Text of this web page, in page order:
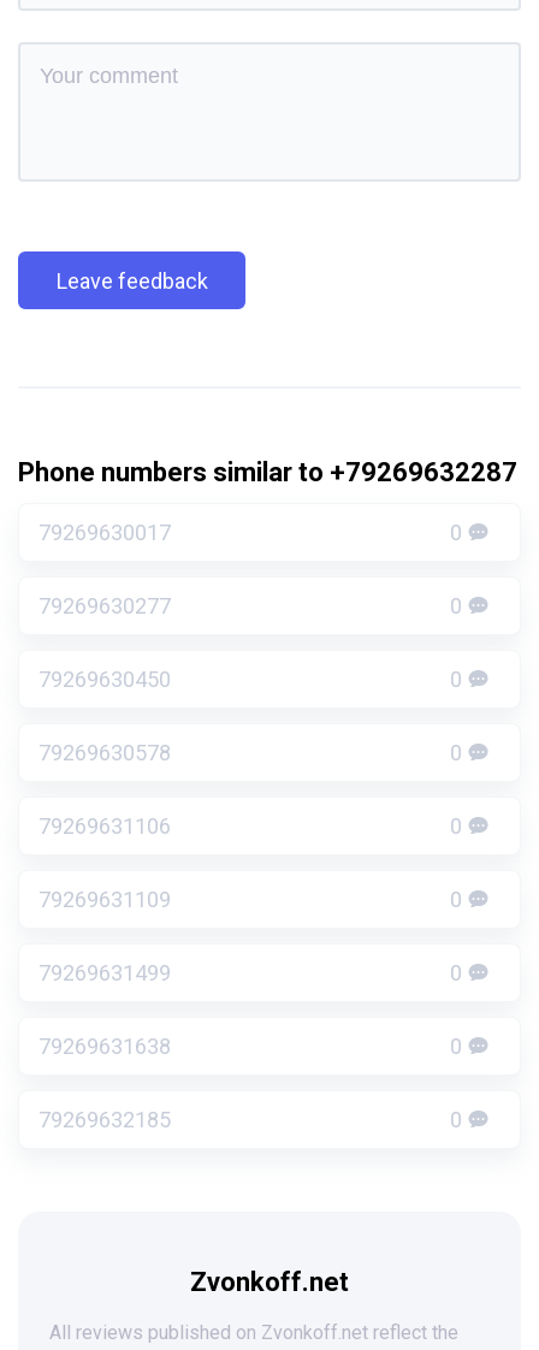
Leave feedback
Phone numbers similar to +79269632287
79269630017 0
79269630277 0
79269630450 0
79269630578 0
79269631106 0
79269631109 0
79269631499 0
79269631638 0
79269632185 0
Zvonkoff.net
All reviews published on Zvonkoff.net reflect the